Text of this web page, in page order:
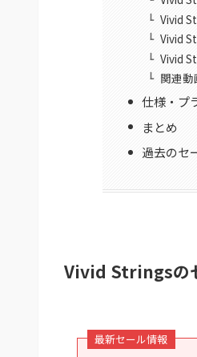
Vivid
Vivid
Vivid
関連動
仕様・プ
まとめ
過去のセ
Vivid Stringsの
最新セール情報